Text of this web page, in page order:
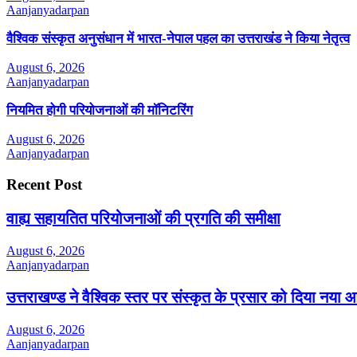
Aanjanyadarpan
वैश्विक संस्कृत अनुसंधान में भारत-नेपाल पहल का उत्तराखंड ने किया नेतृत्व
August 6, 2026
Aanjanyadarpan
नियमित होगी परियोजनाओं की मॉनिटरिंग
August 6, 2026
Aanjanyadarpan
Recent Post
वाह्य सहायतित परियोजनाओं की प्रगति की समीक्षा
August 6, 2026
Aanjanyadarpan
उत्तराखण्ड ने वैश्विक स्तर पर संस्कृत के प्रसार को दिया नया
August 6, 2026
Aanjanyadarpan